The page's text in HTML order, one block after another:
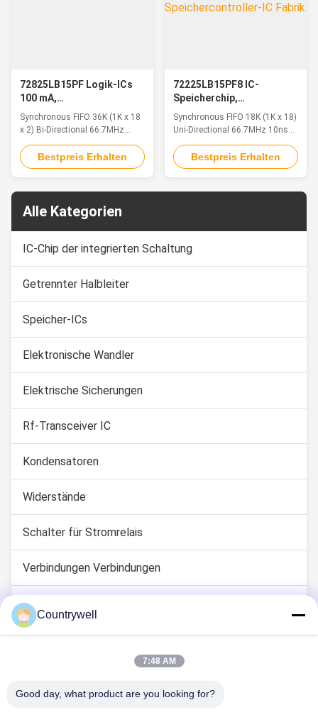
72825LB15PF Logik-ICs
100 mA,
oberflächenmontierter
Fifo-Chip der Serie 7200
Synchronous FIFO 36K (1K x 18
x 2) Bi-Directional 66.7MHz
10ns 128-TQFP (14x20)
Bestpreis Erhalten
72225LB15PF8 IC-
Speicherchip,
fortschrittlicher
Hochleistungs-
Synchronous FIFO 18K (1K x 18)
Uni-Directional 66.7MHz 10ns
64-TQFP (14x14)
Bestpreis Erhalten
Alle Kategorien
IC-Chip der integrierten Schaltung
Getrennter Halbleiter
Speicher-ICs
Elektronische Wandler
Elektrische Sicherungen
Rf-Transceiver IC
Kondensatoren
Widerstände
Schalter für Stromrelais
Verbindungen Verbindungen
IGBT-Leistungsmodul
LED-Diodenbeleuchtung
TRETEN SIE MIT UNS IN VERBINDUNG
Countrywell
7:48 AM
Good day, what product are you looking for?